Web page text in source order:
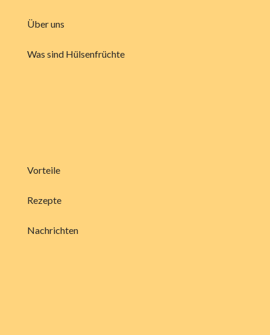
Über uns
Was sind Hülsenfrüchte
Vorteile
Rezepte
Nachrichten